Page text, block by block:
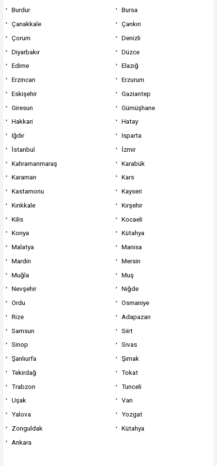
Burdur
Bursa
Çanakkale
Çankırı
Çorum
Denizli
Diyarbakır
Düzce
Edirne
Elazığ
Erzincan
Erzurum
Eskişehir
Gaziantep
Giresun
Gümüşhane
Hakkari
Hatay
Iğdır
Isparta
İstanbul
İzmir
Kahramanmaraş
Karabük
Karaman
Kars
Kastamonu
Kayseri
Kırıkkale
Kırşehir
Kilis
Kocaeli
Konya
Kütahya
Malatya
Manisa
Mardin
Mersin
Muğla
Muş
Nevşehir
Niğde
Ordu
Osmaniye
Rize
Adapazarı
Samsun
Siirt
Sinop
Sivas
Şanlıurfa
Şırnak
Tekirdağ
Tokat
Trabzon
Tunceli
Uşak
Van
Yalova
Yozgat
Zonguldak
Kütahya
Ankara